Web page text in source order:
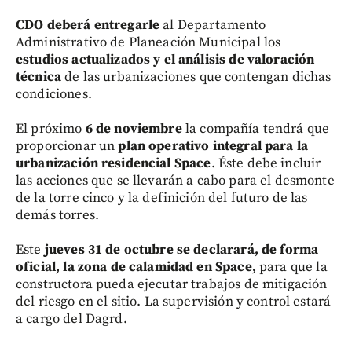
CDO deberá entregarleal Departamento
Administrativo de Planeación Municipal los
estudios actualizados y el análisis de valoración
técnicade las urbanizaciones que contengan dichas
condiciones.
El próximo 6 de noviembrela compañía tendrá que
proporcionar unplan operativo integral para la
urbanización residencial Space. Éste debe incluir
las acciones que se llevarán a cabo para el desmonte
de la torre cinco y la definición del futuro de las
demás torres.
Este jueves 31 de octubre se declarará, de forma
oficial, la zona de calamidad en Space, para que la
constructora pueda ejecutar trabajos de mitigación
del riesgo en el sitio. La supervisión y control estará
a cargo del Dagrd.